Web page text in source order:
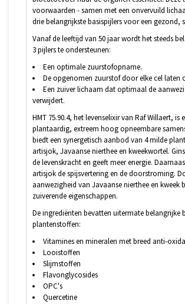
voorwaarden - samen met een onvervuild
drie belangrijkste basispijlers voor een gezond,
Vanaf de leeftijd van 50 jaar wordt het steeds
3 pijlers te ondersteunen:
Een optimale zuurstofopname.
De opgenomen zuurstof door elke cel laten
Een zuiver lichaam dat optimaal de
verwijdert.
HMT 75.90.4, het levenselixir van Raf Willaert, is
plantaardig, extreem hoog opneembare
biedt een synergetisch aanbod van 4 milde
artisjok, Javaanse nierthee en kweekwortel.
de levenskracht en geeft meer energie.
artisjok de spijsvertering en de doorstroming.
aanwezigheid van Javaanse nierthee en kweek
zuiverende eigenschappen.
De ingrediënten bevatten uitermate belangrijke
plantenstoffen:
Vitamines en mineralen met breed anti-
Looistoffen
Slijmstoffen
Flavonglycosides
OPC's
Quercetine